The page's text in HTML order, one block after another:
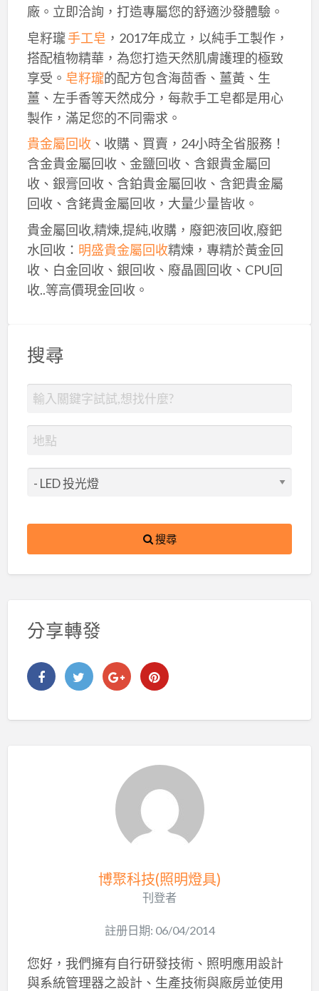
廠。立即洽詢，打造專屬您的舒適沙發體驗。
皂籽瓏手工皂 ，2017年成立，以純手工製作，
搭配植物精華，為您打造天然肌膚護理的極致
享受。 皂籽瓏的配方包含海茴香、薑黃、生
薑、左手香等天然成分，每款手工皂都是用心
製作，滿足您的不同需求。
貴金屬回收、收購、買賣，24小時全省服務！
含金貴金屬回收、金鹽回收、含銀貴金屬回
收、銀膏回收、含鉑貴金屬回收、含鈀貴金屬
回收、含銠貴金屬回收，大量少量皆收。
貴金屬回收,精煉,提純,收購，廢鈀液回收,廢鈀
水回收： 明盛貴金屬回收精煉，專精於黃金回
收、白金回收、銀回收、廢晶圓回收、CPU回
收..等高價現金回收。
搜尋
搜尋
分享轉發
博聚科技(照明燈具)
刊登者
註册日期: 06/04/2014
您好，我們擁有自行研發技術、照明應用設計
與系統管理器之設計、生產技術與廠房並使用